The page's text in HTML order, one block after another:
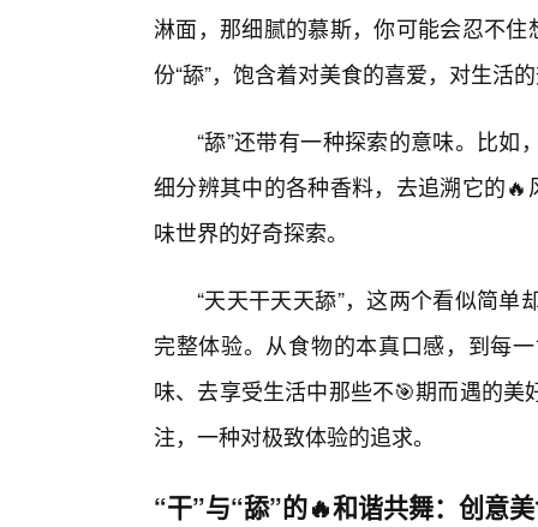
淋面，那细腻的慕斯，你可能会忍不
份“舔”，饱含着对美食的喜爱，对生活
“舔”还带有一种探索的意味。比
细分辨其中的各种香料，去追溯它的
味世界的好奇探索。
“天天干天天舔”，这两个看似简
完整体验。从食物的本真口感，到每
味、去享受生活中那些不🎯期而遇的
注，一种对极致体验的追求。
“干”与“舔”的🔥和谐共舞：创意